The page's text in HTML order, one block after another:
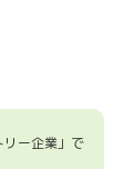
リー企業」で